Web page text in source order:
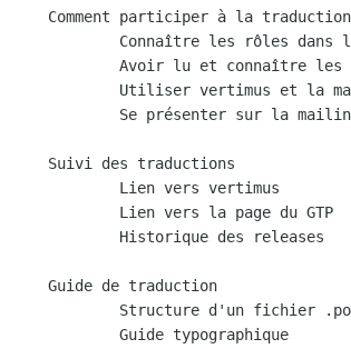
Comment participer à la traduction
Suivi des traductions
Guide de traduction